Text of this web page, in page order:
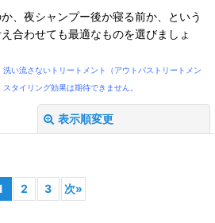
、夜シャンプー後か寝る前か、という
合わせても最適なものを選びましょ
い流さないトリートメント（アウトバストリートメン
タイリング効果は期待できません。
表示順変更
2 3 次»